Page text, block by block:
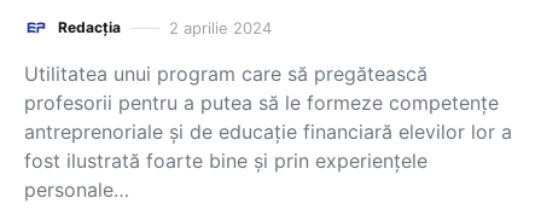
Redacția 2 aprilie 2024
Utilitatea unui program care să pregătească
profesorii pentru a putea să le formeze competențe
antreprenoriale și de educație financiară elevilor lor a
fost ilustrată foarte bine și prin experiențele
personale…